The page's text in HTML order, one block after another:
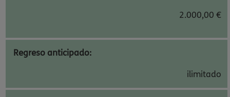
2.000,00 €
Regreso anticipado:
ilimitado